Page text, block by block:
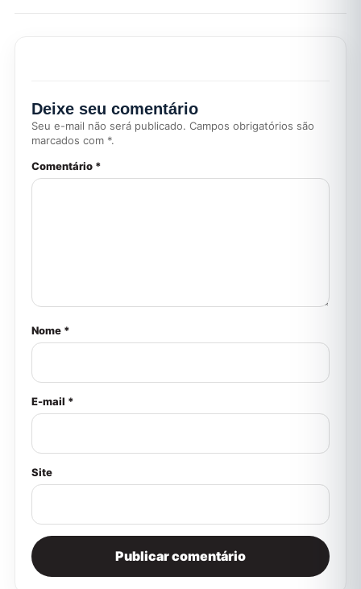
Deixe seu comentário
Seu e-mail não será publicado. Campos obrigatórios são
marcados com *.
Comentário *
Nome *
E-mail *
Site